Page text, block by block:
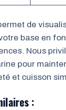
de
base en
Nous
pour
et cuisson
: